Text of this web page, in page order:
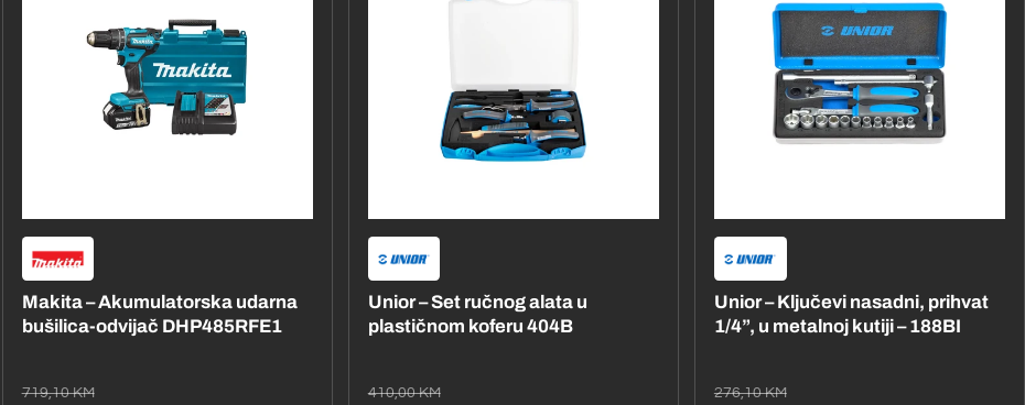
Makita – Akumulatorska udarna
bušilica-odvijač DHP485RFE1
Redovna
719,10 KM
Akcijska
Unior – Set ručnog alata u
plastičnom koferu 404B
Redovna
410,00 KM
Akcijska
Unior – Ključevi nasadni, prihvat
1/4”, u metalnoj kutiji – 188BI
Redovna
276,10 KM
Akcijska